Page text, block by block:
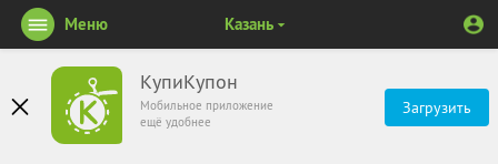
КупиКупон
Мобильное приложение
ещё удобнее
Загрузить
Меню Казань